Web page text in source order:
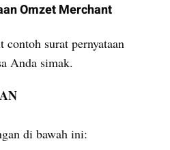
Omzet Merchant
contoh surat pernyataan
Anda simak.
di bawah ini: